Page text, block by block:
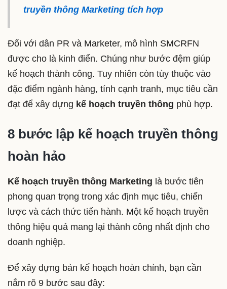
truyền thông Marketing tích hợp
Đối với dân PR và Marketer, mô hình SMCRFN
được cho là kinh điển. Chúng như bước đệm giúp
kế hoạch thành công. Tuy nhiên còn tùy thuộc vào
đặc điểm ngành hàng, tính cạnh tranh, mục tiêu cần
đạt để xây dựng kế hoạch truyền thông phù hợp.
8 bước lập kế hoạch truyền thông
hoàn hảo
Kế hoạch truyền thông Marketing là bước tiên
phong quan trọng trong xác định mục tiêu, chiến
lược và cách thức tiến hành. Một kế hoạch truyền
thông hiệu quả mang lại thành công nhất định cho
doanh nghiệp.
Để xây dựng bản kế hoạch hoàn chỉnh, bạn cần
nắm rõ 9 bước sau đây: